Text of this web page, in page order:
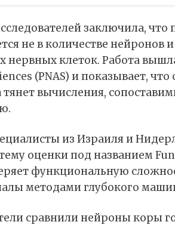
заключила, что
не в количестве нейронов
нервных клеток. Работа
(PNAS) ипоказывает,
тянет вычисления,
из Израиля и
оценки под названием
функциональную
методами глубокого
сравнили нейроны коры